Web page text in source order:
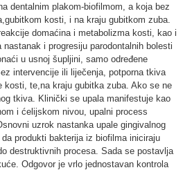
dentalnim plakom-biofilmom, a koja bez
kosti, i na kraju gubitkom zuba.
domaćina i metabolizma kosti, kao i
i progresiju parodontalnih bolesti
u usnoj šupljini, samo određene
intervencije ili liječenja, potporna tkiva
te,na kraju gubitka zuba. Ako se ne
tkiva. Klinički se upala manifestuje kao
i ćelijskom nivou, upalni process
uzrok nastanka upale gingivalnog
produkti bakterija iz biofilma iniciraju
destruktivnih procesa. Sada se postavlja
Odgovor je vrlo jednostavan kontrola